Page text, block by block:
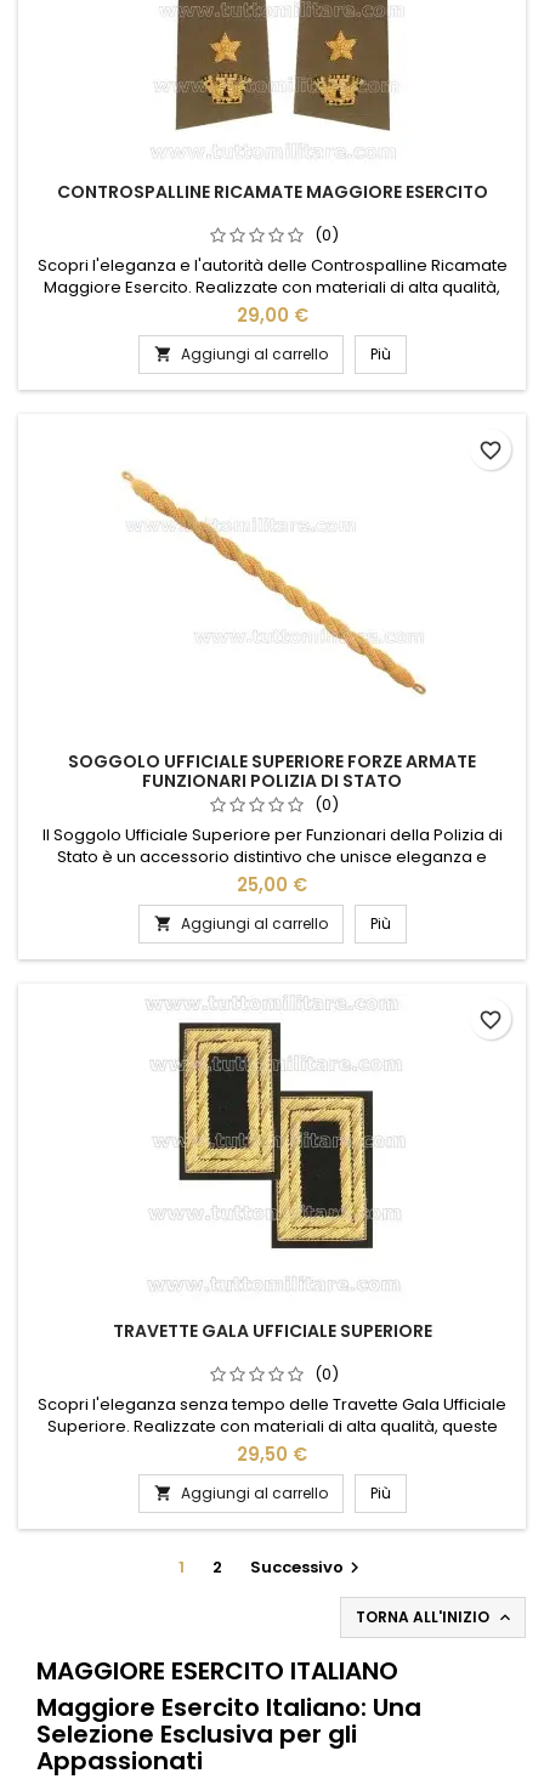
CONTROSPALLINE RICAMATE MAGGIORE ESERCITO
(0)
Scopri l'eleganza e l'autorità delle Controspalline Ricamate
Maggiore Esercito. Realizzate con materiali di alta qualità,
queste controspalline sono un simbolo di prestigio e
dedizione. Il ricamo dettagliato e i colori distintivi riflettono
l'orgoglio e la tradizione militare. Perfette per completare
l'uniforme con un tocco di classe, sono ideali per...
29,00 €
 Aggiungi al carrello Più
SOGGOLO UFFICIALE SUPERIORE FORZE ARMATE
FUNZIONARI POLIZIA DI STATO
(0)
Il Soggolo Ufficiale Superiore per Funzionari della Polizia di
Stato è un accessorio distintivo che unisce eleganza e
funzionalità. Realizzato con materiali di alta qualità, questo
soggolo è progettato per garantire comfort e resistenza,
mantenendo un aspetto impeccabile anche nelle situazioni
più impegnative. Il design raffinato e i dettagli curati...
25,00 €
 Aggiungi al carrello Più
favorite_border
TRAVETTE GALA UFFICIALE SUPERIORE
(0)
Scopri l'eleganza senza tempo delle Travette Gala Ufficiale
Superiore. Realizzate con materiali di alta qualità, queste
travette offrono un supporto impeccabile e una durata
straordinaria. Il loro design raffinato si adatta perfettamente
a qualsiasi ambiente, aggiungendo un tocco di classe e
sofisticazione. Ideali per chi cerca un prodotto che unisca...
29,50 €
 Aggiungi al carrello Più
favorite_border
1 2 Successivo 
TORNA ALL'INIZIO 
MAGGIORE ESERCITO ITALIANO
Maggiore Esercito Italiano: Una
Selezione Esclusiva per gli
Appassionati